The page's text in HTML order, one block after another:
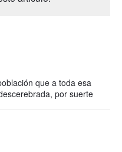
que a toda esa
por suerte